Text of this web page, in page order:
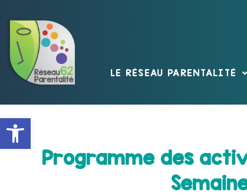
Ouvrir la barre d’outils
LE RÉSEAU PARENTALITÉ
Programme des